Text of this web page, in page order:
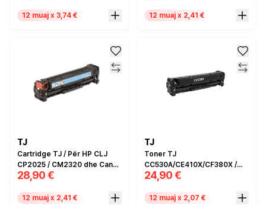
12 muaj x 3,74 €
CC532A / CE412A / CF382A / I
12 muaj x 2,41 €
TJ
Cartridge TJ / Për HP CLJ
CP2025 / CM2320 dhe Canon
MF8350 / Zëvendësim për
/ CE411A / CF381A / Cyan /
28,90 €
12 muaj x 2,41 €
TJ
Toner TJ
CC530A/CE410X/CF380X /
Për HP Color laserJet CP /
laserJet Pro M MFP /
24,90 €
12 muaj x 2,07 €